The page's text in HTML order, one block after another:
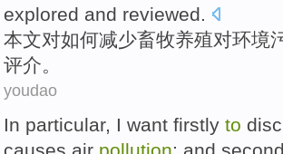
explored and reviewed.
本文对如何减少畜牧养殖对环境
评介。
youdao
In particular, I want firstly to
causes air pollution; and